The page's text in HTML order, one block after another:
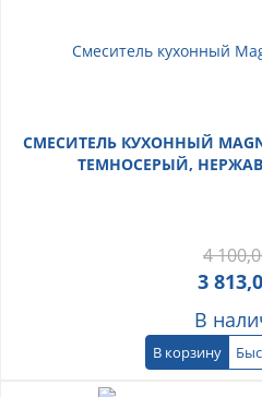
СМЕСИТЕЛЬ КУХОННЫЙ
ТЕМНОСЕРЫЙ,
4
3
В
В корзину